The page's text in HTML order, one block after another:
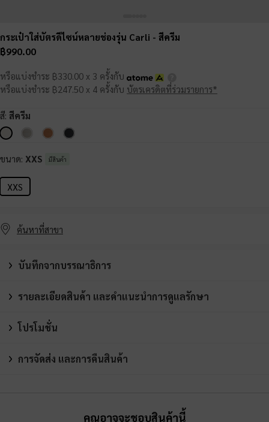
กระเป๋าใส่บัตรดีไซน์หลายช่องรุ่น Carli - สีครีม
฿990.00
หรือแบ่งชำระ ฿330.00 x 3 ครั้งกับ
หรือแบ่งชำระ ฿247.50 x 4 ครั้งกับ บัตรเครดิตที่ร่วมรายการ*
สี: สีครีม
ขนาด: XXS มีสินค้า
XXS
ค้นหาที่สาขา
บันทึกจากบรรณาธิการ
รายละเอียดสินค้า และคำแนะนำการดูแลรักษา
โปรโมชั่น
การจัดส่ง และการคืนสินค้า
คุณอาจจะชอบสินค้านี้